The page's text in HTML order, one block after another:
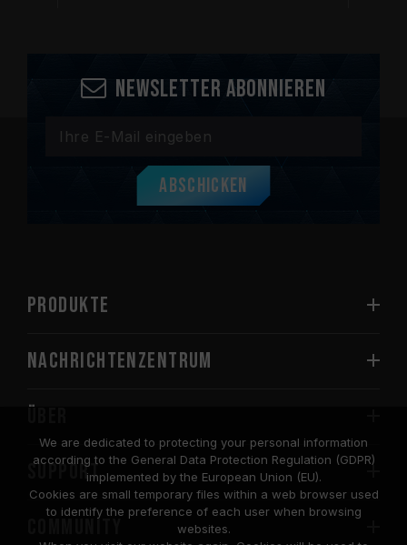
Newsletter abonnieren
Abschicken
PRODUKTE
Nachrichtenzentrum
SUPPORT
COMMUNITY
We are dedicated to protecting your personal information
according to the General Data Protection Regulation (GDPR)
implemented by the European Union (EU).
Cookies are small temporary files within a web browser used
to identify the preference of each user when browsing
websites.